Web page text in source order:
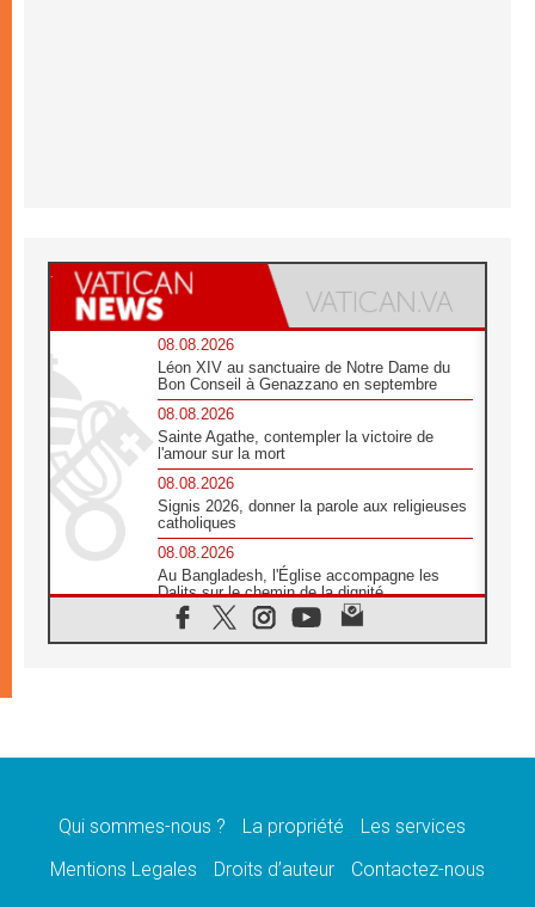
08.08.2026
Léon XIV au sanctuaire de Notre Dame du
Bon Conseil à Genazzano en septembre
08.08.2026
Sainte Agathe, contempler la victoire de
l'amour sur la mort
08.08.2026
Signis 2026, donner la parole aux religieuses
catholiques
08.08.2026
Au Bangladesh, l'Église accompagne les
Dalits sur le chemin de la dignité
07.08.2026
Philippines: le vicariat apostolique de
07.08.2026
07.08.2026
une signature»
Qui sommes-nous ? La propriété
Les services
Mentions Legales
Droits d’auteur Contactez-nous